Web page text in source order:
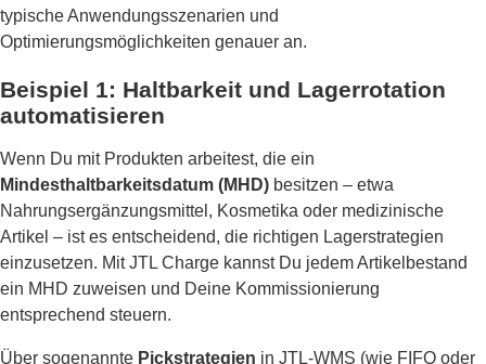
typische Anwendungsszenarien und
Optimierungsmöglichkeiten genauer an.
Beispiel 1: Haltbarkeit und Lagerrotation
automatisieren
Wenn Du mit Produkten arbeitest, die ein
Mindesthaltbarkeitsdatum (MHD) besitzen – etwa
Nahrungsergänzungsmittel, Kosmetika oder medizinische
Artikel – ist es entscheidend, die richtigen Lagerstrategien
einzusetzen. Mit JTL Charge kannst Du jedem Artikelbestand
ein MHD zuweisen und Deine Kommissionierung
entsprechend steuern.
Über sogenannte Pickstrategien in JTL-WMS (wie FIFO oder